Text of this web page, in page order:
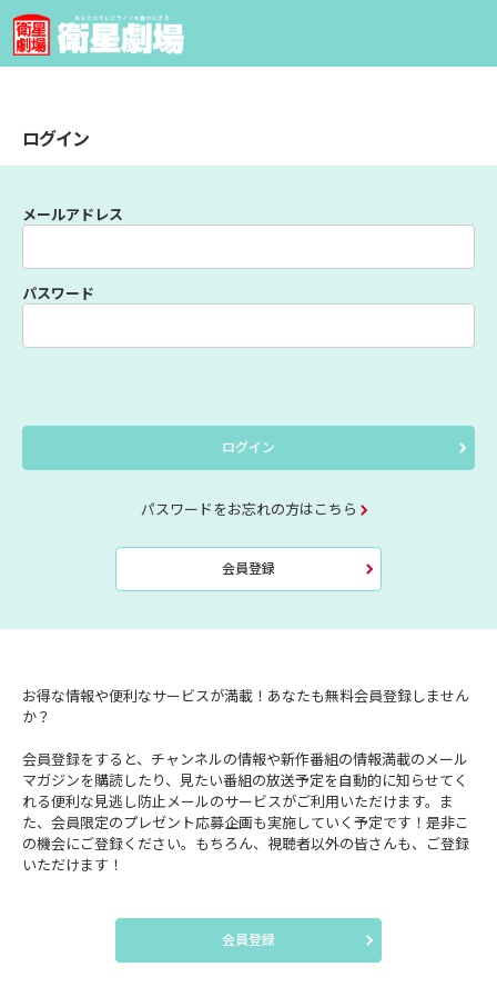
ログイン
メールアドレス
パスワード
ログイン
パスワードをお忘れの方はこちら
会員登録
お得な情報や便利なサービスが満載！あなたも無料会員登録しません
か？
会員登録をすると、チャンネルの情報や新作番組の情報満載のメール
マガジンを購読したり、見たい番組の放送予定を自動的に知らせてく
れる便利な見逃し防止メールのサービスがご利用いただけます。ま
た、会員限定のプレゼント応募企画も実施していく予定です！是非こ
の機会にご登録ください。もちろん、視聴者以外の皆さんも、ご登録
いただけます！
会員登録